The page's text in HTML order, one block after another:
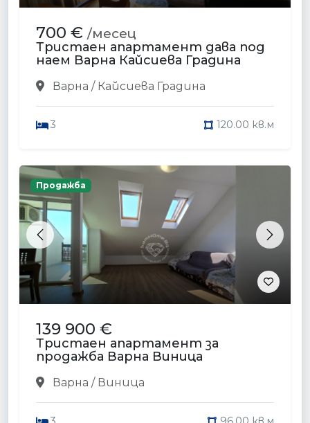
700 € /месец
Тристаен апартамент дава под
наем Варна Кайсиева Градина
Варна / Кайсиева Градина
3 120.00 кв.м
Previous Next
Продажба
139 900 €
Тристаен апартамент за
продажба Варна Виница
Варна / Виница